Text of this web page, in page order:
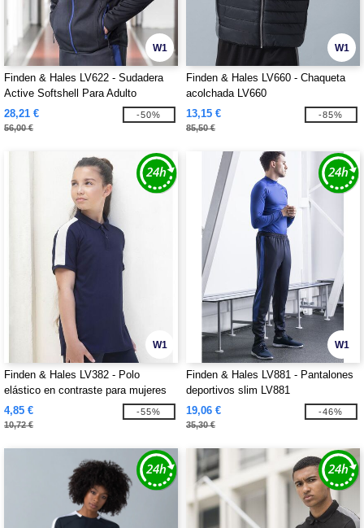
W1
Finden & Hales LV622 - Sudadera
Active Softshell Para Adulto
28,21 €
56,00 €
-50%
W1
Finden & Hales LV660 - Chaqueta
acolchada LV660
13,15 €
85,50 €
-85%
W1
Finden & Hales LV382 - Polo
elástico en contraste para mujeres
LV382
4,85 €
10,72 €
-55%
W1
Finden & Hales LV881 - Pantalones
deportivos slim LV881
19,06 €
35,30 €
-46%